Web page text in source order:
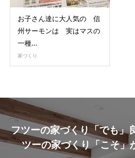
お子さん達に大人気の 信
州サーモンは 実はマスの
一種...
家づくり
フツーの家づくり「でも」
ツーの家づくり「こそ」